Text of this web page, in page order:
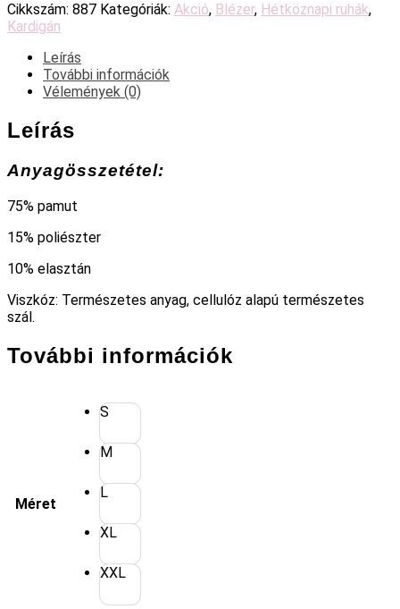
Cikkszám: 887 Kategóriák: Akció, Blézer, Hétköznapi ruhák,
Kardigán
Leírás
További információk
Vélemények (0)
Leírás
Anyagösszetétel:
75% pamut
15% poliészter
10% elasztán
Viszkóz: Természetes anyag, cellulóz alapú természetes
szál.
További információk
Méret
S
M
L
XL
XXL